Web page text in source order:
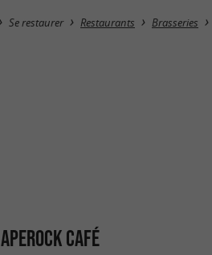
Se restaurer Restaurants Brasseries
APEROCK CAFÉ